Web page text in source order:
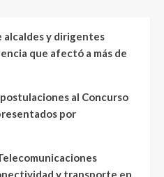
alcaldes y dirigentes
que afectó a más de
al Concurso
por
y transporte en